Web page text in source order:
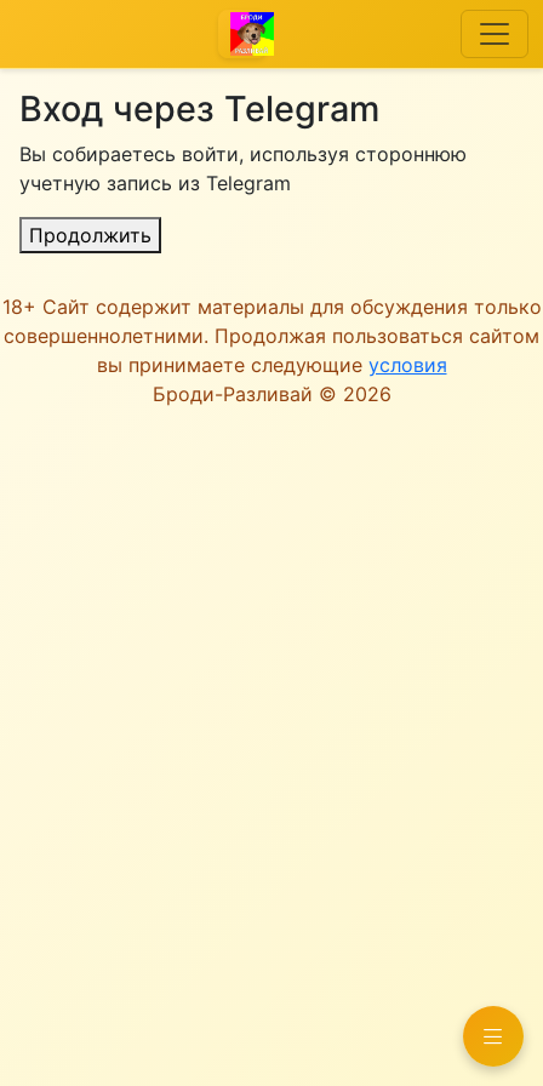
Вход через Telegram
Вы собираетесь войти, используя стороннюю
учетную запись из Telegram
Продолжить
18+ Сайт содержит материалы для обсуждения только
совершеннолетними. Продолжая пользоваться сайтом
вы принимаете следующие условия
Броди-Разливай © 2026